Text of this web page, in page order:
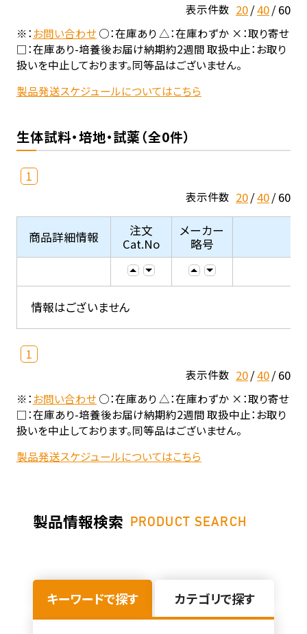
表示件数 20 40 60
※：お問い合わせ○：在庫あり △：在庫わずか ×：取り寄せ
□：在庫あり-培養後お届け納期約2週間 取扱中止：お取り
扱いを中止しております。同等品はございません。
製品発送スケジュールについてはこちら
生体試料・培地・試薬（全0件）
1
表示件数 20 40 60
商品詳細情報
注文
Cat.No
メーカー
略号
情報はございません
1
表示件数 20 40 60
※：お問い合わせ○：在庫あり △：在庫わずか ×：取り寄せ
□：在庫あり-培養後お届け納期約2週間 取扱中止：お取り
扱いを中止しております。同等品はございません。
製品発送スケジュールについてはこちら
製品情報検索 PRODUCT SEARCH
キーワードで探す カテゴリで探す